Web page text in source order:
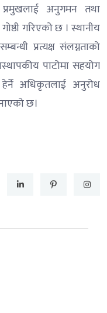
प्रमुखलाई अनुगमन तथा
गरिएको छ । स्थानीय
प्रत्यक्ष संलग्नताको
पाटोमा सहयोग
हेर्ने अधिकृतलाई अनुरोध
छ।